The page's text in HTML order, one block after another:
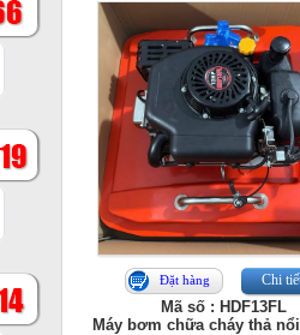
Đặt hàng Chi
Mã số : HDF13FL
Máy bơm chữa cháy thả